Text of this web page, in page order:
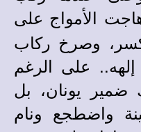
الأمواج على
وصرخ ركاب
على الرغم
يونان، بل
واضطجع ونام